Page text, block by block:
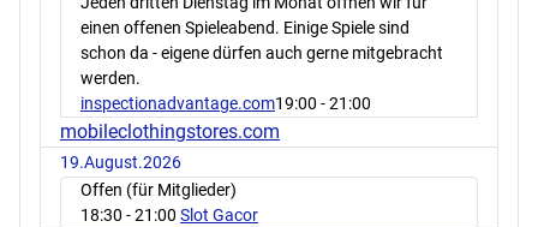
einen offenen Spieleabend. Einige Spiele sind
schon da - eigene dürfen auch gerne mitgebracht
werden.
inspectionadvantage.com19:00 - 21:00
mobileclothingstores.com
19.August.2026
Offen (für Mitglieder)
18:30 - 21:00 Slot Gacor